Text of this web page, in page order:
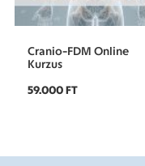
Cranio-FDM Online
Kurzus
59.000 FT